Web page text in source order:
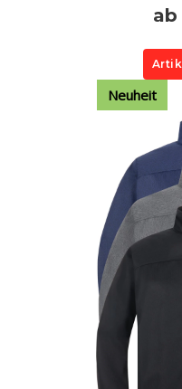
ab
Neuheit